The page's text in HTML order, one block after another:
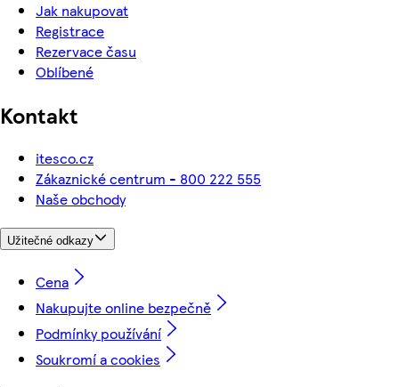
Jak nakupovat
Registrace
Rezervace času
Oblíbené
Kontakt
itesco.cz
Zákaznické centrum - 800 222 555
Naše obchody
Užitečné odkazy
Cena
Nakupujte online bezpečně
Podmínky používání
Soukromí a cookies